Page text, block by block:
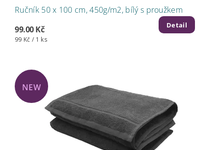
Ručník 50 x 100 cm, 450g/m2, bílý s proužkem
99.00 Kč
99 Kč / 1 ks
Detail
NEW